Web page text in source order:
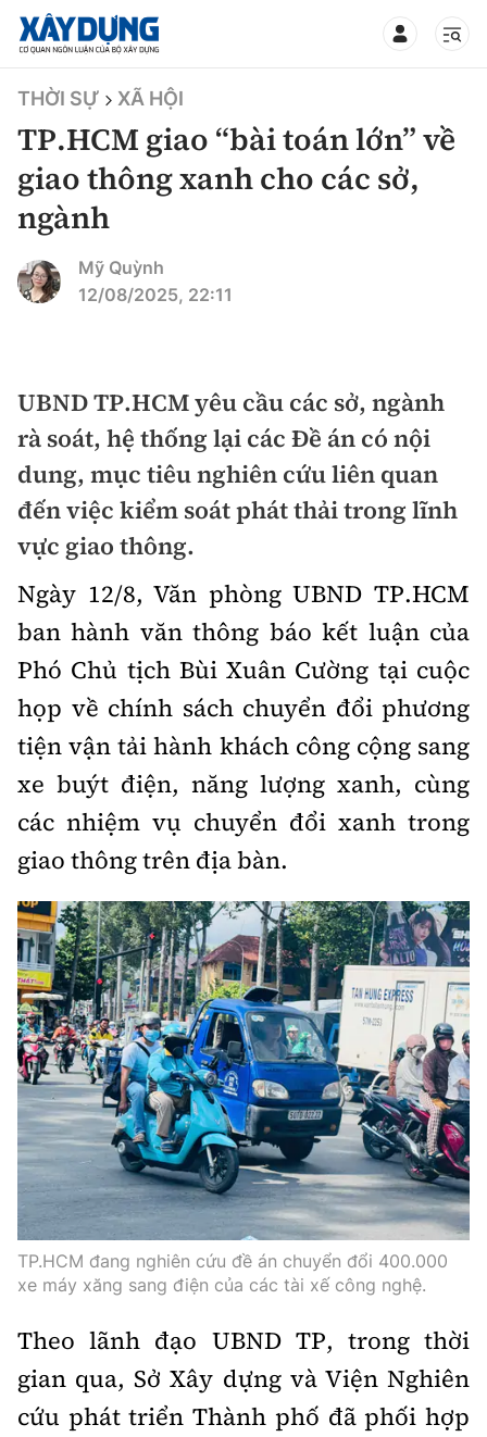
TIN BỘ XÂY DỰNG
CHUYÊN MỤC
Mới nhất
Chính trị
Xã hội
Chuyện dọc đường
Cải chính
Xây dựng
Chỉ đạo điều hành
Quy hoạch kiến trúc
Giám định chất lượng
Quản lý đô thị
Giao thông
Quản lý
Đường bộ
Hàng không
Đường sắt
Đăng kiểm
Đường sắt tốc độ cao
Đường thủy
Hàng hải
Đường sắt đô thị
Nhà thầu
Mời thầu - Đấu thầu
Thi viết về GTVT
Kinh tế
Thị trường
Tài chính
Chứng khoán
Bảo hiểm
Doanh nghiệp
Pháp luật
An ninh hình sự
Điều tra
Pháp đình
Hỏi - Đáp
An toàn giao thông
Giao thông 24h
ATGT địa phương
Văn hóa giao thông
Lái xe an toàn
Chung tay vì ATGT
Gương sáng giao thông
Chất lượng sống
Giáo dục
Y tế
Lao động - Công đoàn
Văn hóa - Giải Trí
Showbiz
Điện ảnh
Âm nhạc
Thể thao
Bóng đá
Bình luận
Hậu trường sao
360 độ thể thao
Công nghệ
Công nghệ mới
Sản phẩm mới
Tư vấn
Thế giới
Thời sự Quốc tế
Hồ sơ tài liệu
Thế giới giao thông
Thế giới xây dựng
Đi ++
Du lịch
Khám phá
Lối sống
Ẩm thực
Video
Thời sự
Khám phá
Camera giao thông
Câu chuyện giao thông
Giải trí - Thể thao
Giấy phép số: 03/GP-BVHTTDL, cấp ngày 1/4/2025.
Tòa soạn: Số 2 Nguyễn Công Hoan, phường Giảng Võ,
Hà Nội.
THỜI SỰ XÃ HỘI
TP.HCM giao “bài toán lớn” về
giao thông xanh cho các sở,
ngành
Mỹ Quỳnh
12/08/2025, 22:11
UBND TP.HCM yêu cầu các sở, ngành
rà soát, hệ thống lại các Đề án có nội
dung, mục tiêu nghiên cứu liên quan
đến việc kiểm soát phát thải trong lĩnh
vực giao thông.
Ngày 12/8, Văn phòng UBND TP.HCM
ban hành văn thông báo kết luận của
Phó Chủ tịch Bùi Xuân Cường tại cuộc
họp về chính sách chuyển đổi phương
tiện vận tải hành khách công cộng sang
xe buýt điện, năng lượng xanh, cùng
các nhiệm vụ chuyển đổi xanh trong
giao thông trên địa bàn.
TP.HCM đang nghiên cứu đề án chuyển đổi 400.000
xe máy xăng sang điện của các tài xế công nghệ.
Theo lãnh đạo UBND TP, trong thời
gian qua, Sở Xây dựng và Viện Nghiên
cứu phát triển Thành phố đã phối hợp